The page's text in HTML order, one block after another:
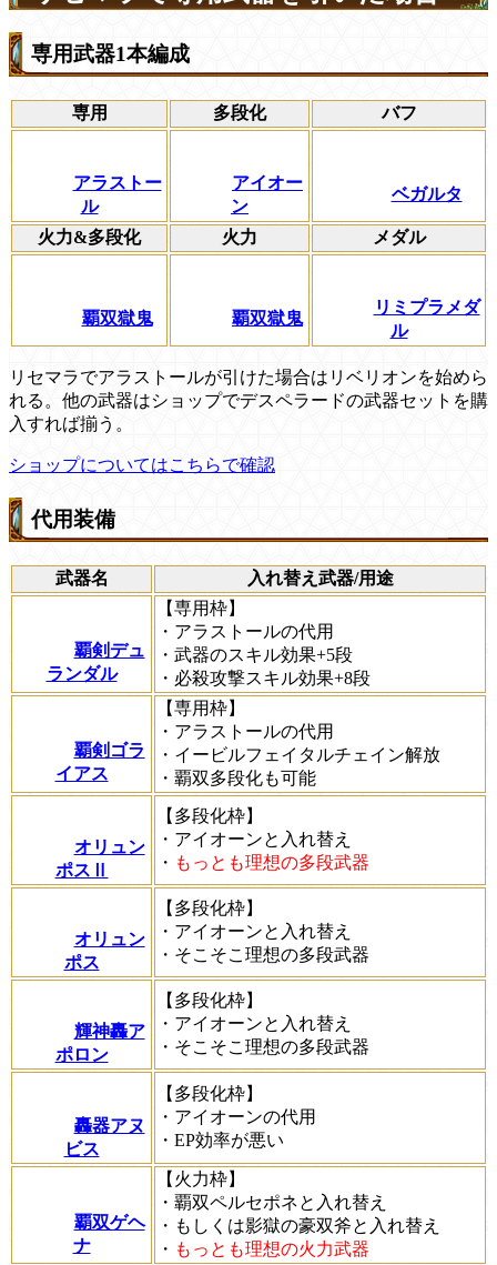
専用武器1本編成
専用 多段化 バフ
アラストー
ル
アイオー
ン
ベガルタ
火力&多段化 火力 メダル
覇双獄鬼 覇双獄鬼
リミプラメダ
ル
リセマラでアラストールが引けた場合はリベリオンを始めら
れる。他の武器はショップでデスペラードの武器セットを購
入すれば揃う。
ショップについてはこちらで確認
代用装備
武器名 入れ替え武器/用途
覇剣デュ
ランダル
【専用枠】
・アラストールの代用
・武器のスキル効果+5段
・必殺攻撃スキル効果+8段
覇剣ゴラ
イアス
【専用枠】
・アラストールの代用
・イービルフェイタルチェイン解放
・覇双多段化も可能
オリュン
ポスⅡ
【多段化枠】
・アイオーンと入れ替え
・ もっとも理想の多段武器
オリュン
ポス
【多段化枠】
・アイオーンと入れ替え
・そこそこ理想の多段武器
輝神轟ア
ポロン
【多段化枠】
・アイオーンと入れ替え
・そこそこ理想の多段武器
轟器アヌ
ビス
【多段化枠】
・アイオーンの代用
・EP効率が悪い
覇双ゲヘ
ナ
【火力枠】
・覇双ペルセポネと入れ替え
・もしくは影獄の豪双斧と入れ替え
・ もっとも理想の火力武器